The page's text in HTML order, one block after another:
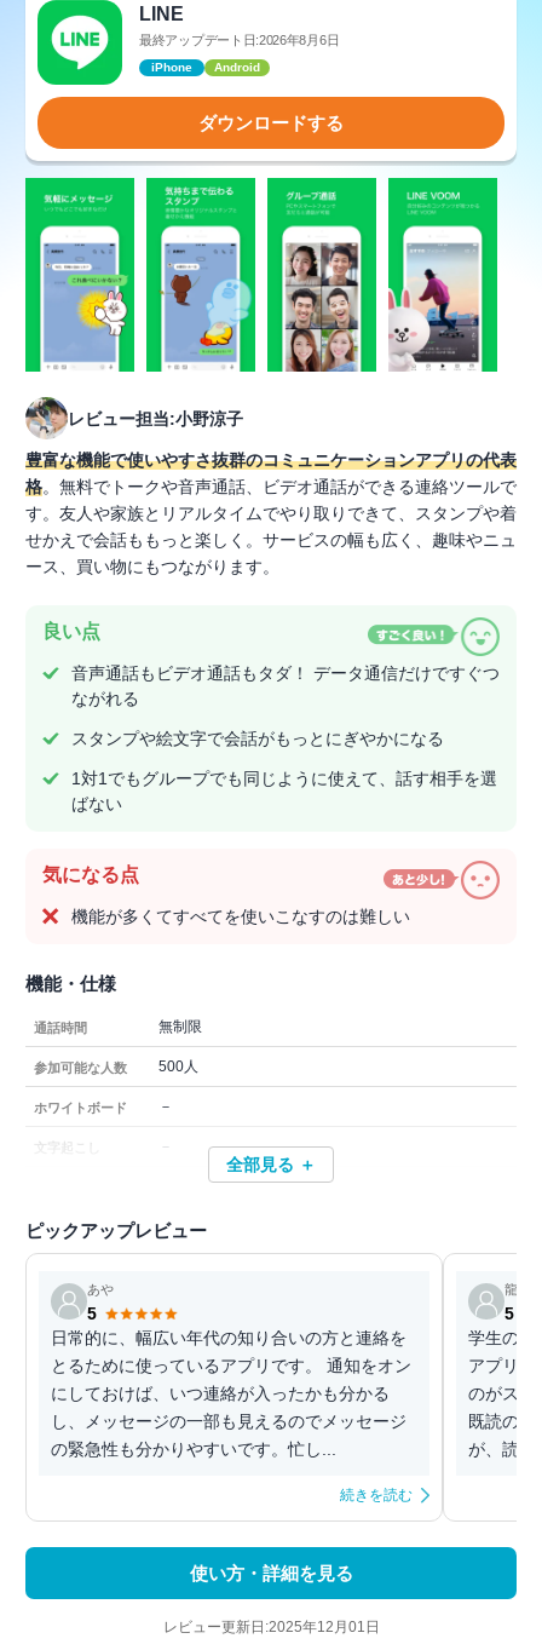
LINE
最終アップデート日:2026年8月6日
iPhone Android
ダウンロードする
レビュー担当:小野涼子
豊富な機能で使いやすさ抜群のコミュニケーションアプリの代表
格。無料でトークや音声通話、ビデオ通話ができる連絡ツールで
す。友人や家族とリアルタイムでやり取りできて、スタンプや着
せかえで会話ももっと楽しく。サービスの幅も広く、趣味やニュ
ース、買い物にもつながります。
良い点
音声通話もビデオ通話もタダ！ データ通信だけですぐつ
ながれる
スタンプや絵文字で会話がもっとにぎやかになる
1対1でもグループでも同じように使えて、話す相手を選
ばない
気になる点
機能が多くてすべてを使いこなすのは難しい
機能・仕様
通話時間 無制限
参加可能な人数 500人
ホワイトボード －
文字起こし －
全部見る ＋
ピックアップレビュー
あや
5
日常的に、幅広い年代の知り合いの方と連絡を
とるために使っているアプリです。 通知をオン
にしておけば、いつ連絡が入ったかも分かる
し、メッセージの一部も見えるのでメッセージ
の緊急性も分かりやすいです。忙し...
続きを読む
龍三
5
学生の頃
アプリを
のがスム
既読の
が、読ん
使い方・詳細を見る
レビュー更新日:2025年12月01日